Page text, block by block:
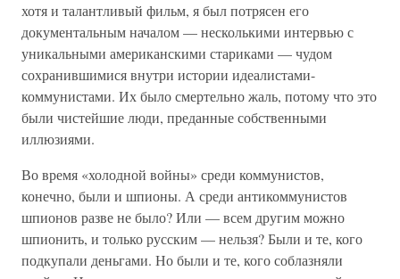
хотя и талантливый фильм, я был потрясен его
документальным началом — несколькими интервью с
уникальными американскими стариками — чудом
сохранившимися внутри истории идеалистами-
коммунистами. Их было смертельно жаль, потому что это
были чистейшие люди, преданные собственными
иллюзиями.
Во время «холодной войны» среди коммунистов,
конечно, были и шпионы. А среди антикоммунистов
шпионов разве не было? Или — всем другим можно
шпионить, и только русским — нельзя? Были и те, кого
подкупали деньгами. Но были и те, кого соблазняли